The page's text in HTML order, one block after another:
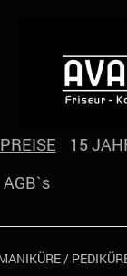
15
AGB`s
/